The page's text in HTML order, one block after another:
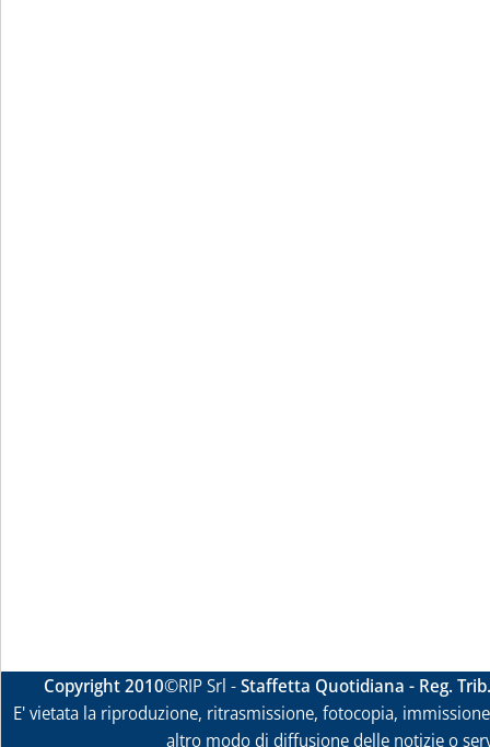
Copyright 2010©RIP Srl -Staffetta Quotidiana - Reg.
E' vietata la riproduzione, ritrasmissione, fotocopia,
altro modo di diffusione delle notizie o